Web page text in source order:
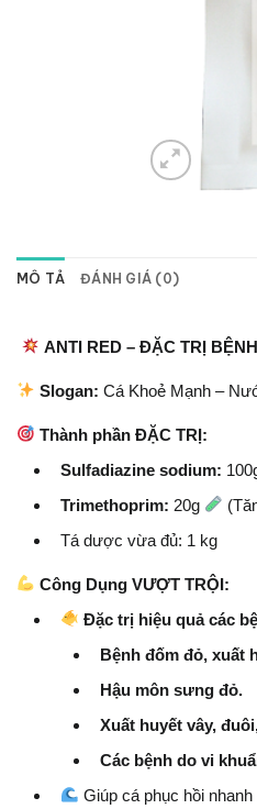
MÔ TẢ ĐÁNH GIÁ (0)
ANTI RED – ĐẶC TRỊ
Slogan: Cá Khoẻ Mạnh –
Thành phần ĐẶC TRỊ:
Sulfadiazine sodium:
Trimethoprim: 20g
Tá dược vừa đủ: 1 kg
Công Dụng VƯỢT TRỘI:
Đặc trị hiệu quả các
Bệnh đốm đỏ, xuất
Hậu môn sưng đỏ.
Xuất huyết vây,
Các bệnh do vi
Giúp cá phục hồi